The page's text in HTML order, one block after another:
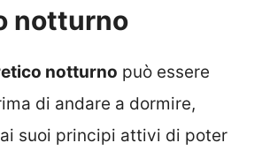
notturno
notturno può essere
di andare a dormire,
suoi principi attivi di poter